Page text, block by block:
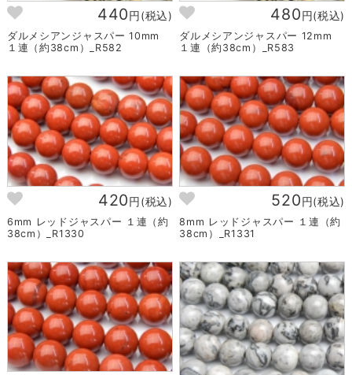
440円(税込)
ダルメシアンジャスパー 10mm
１連（約38cm）_R582
480円(税込)
ダルメシアンジャスパー 12mm
１連（約38cm）_R583
420円(税込)
6mm レッドジャスパー １連（約
38cm）_R1330
520円(税込)
8mm レッドジャスパー １連（約
38cm）_R1331